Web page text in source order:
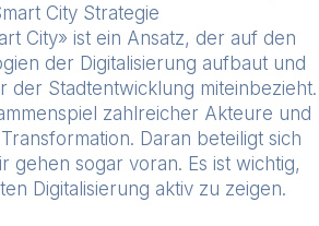
City Strategie
City» ist ein Ansatz, der auf den
der Digitalisierung aufbaut und
der Stadtentwicklung miteinbezieht.
zahlreicher Akteure und
Daran beteiligt sich
gehen sogar voran. Es ist wichtig,
Digitalisierung aktiv zu zeigen.